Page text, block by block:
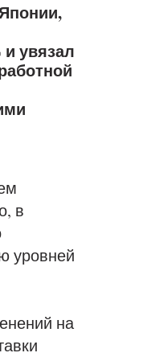
увязал
в
уровней
на